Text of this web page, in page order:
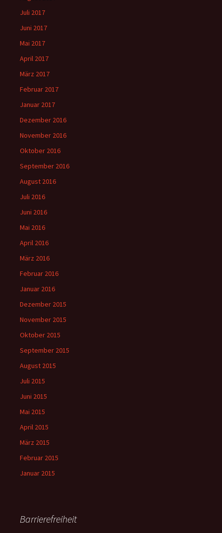
Juli 2017
Juni 2017
Mai 2017
April 2017
März 2017
Februar 2017
Januar 2017
Dezember 2016
November 2016
Oktober 2016
September 2016
August 2016
Juli 2016
Juni 2016
Mai 2016
April 2016
März 2016
Februar 2016
Januar 2016
Dezember 2015
November 2015
Oktober 2015
September 2015
August 2015
Juli 2015
Juni 2015
Mai 2015
April 2015
März 2015
Februar 2015
Januar 2015
Barrierefreiheit